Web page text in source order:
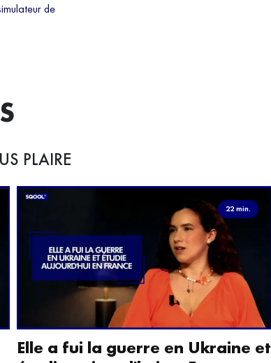
de
PLAIRE
22 min.
Elle a fui la guerre en Ukraine et